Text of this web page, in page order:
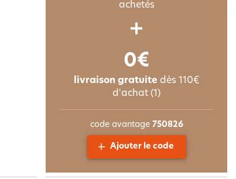
achetés
0€
livraison gratuite dès 110€
d'achat (1)
code avantage 750826
Ajouter le code